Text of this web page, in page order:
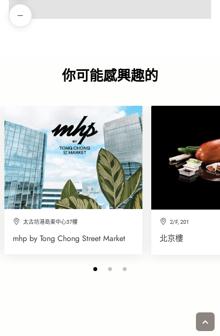
你可能感興趣的
太古坊港島東中心37樓
mhp by Tong Chong Street Market
2/F, 201
北京樓